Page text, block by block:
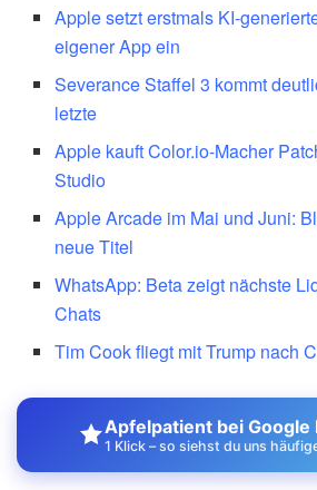
Apple setzt erstmals KI-
eigener App ein
Severance Staffel 3 kommt
letzte
Apple kauft Color.io-Macher
Studio
Apple Arcade im Mai und Juni:
neue Titel
WhatsApp: Beta zeigt nächste
Chats
Tim Cook fliegt mit Trump nach
Apfelpatient bei Google
1 Klick – so siehst du uns